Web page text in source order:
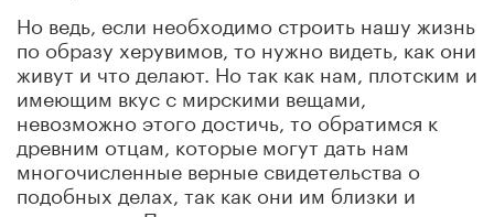
Но ведь, если необходимо строить нашу жизнь
по образу херувимов, то нужно видеть, как они
живут и что делают. Но так как нам, плотским и
имеющим вкус с мирскими вещами,
невозможно этого достичь, то обратимся к
древним отцам, которые могут дать нам
многочисленные верные свидетельства о
подобных делах, так как они им близки и